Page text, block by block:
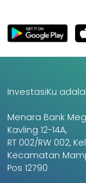
InvestasiKu
Menara Bank
Kavling 12-14A,
RT 002/RW 002,
Kecamatan
Pos 12790